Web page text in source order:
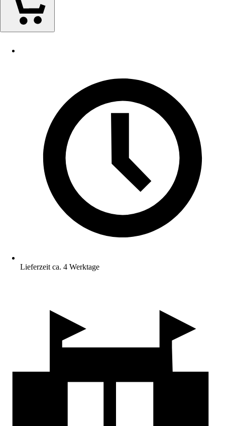
Lieferzeit ca. 4 Werktage